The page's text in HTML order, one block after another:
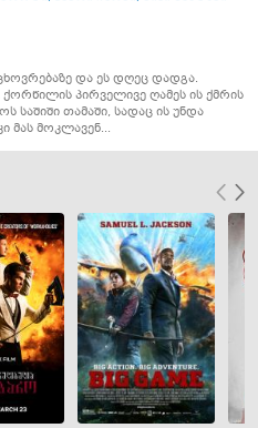
და ეს დღეც დადგა.
პირველივე ღამეს ის ქმრის
საშიში თამაში, სადაც ის უნდა
მას მოკლავენ...